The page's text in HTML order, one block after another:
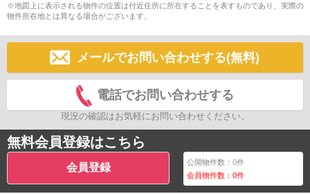
※地図上に表示される物件の位置は付近住所に所在することを表すものであり、実際の
物件所在地とは異なる場合がございます。
メールでお問い合わせする(無料)
電話でお問い合わせする
現況の確認はお気軽にお問い合わせください。
無料会員登録はこちら
会員登録 公開物件数：0件
会員物件数：0件